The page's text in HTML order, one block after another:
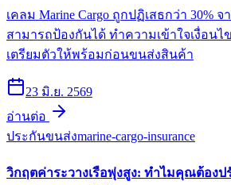
เคลม Marine Cargo ถูกปฏิเสธกว่า 30%
สามารถป้องกันได้ ทำความเข้าใจเงื่อน
เตรียมตัวให้พร้อมก่อนขนส่งสินค้า
23 มิ.ย. 2569
อ่านต่อ
ประกันขนส่งmarine-cargo-insurance
วิกฤตค่าระวางเรือพุ่งสูง: ทำไมคุณต้อง